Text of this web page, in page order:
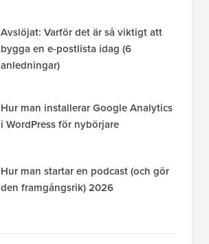
Avslöjat: Varför det är så viktigt att
bygga en e-postlista idag (6
anledningar)
Hur man installerar Google Analytics
i WordPress för nybörjare
Hur man startar en podcast (och gör
den framgångsrik) 2026